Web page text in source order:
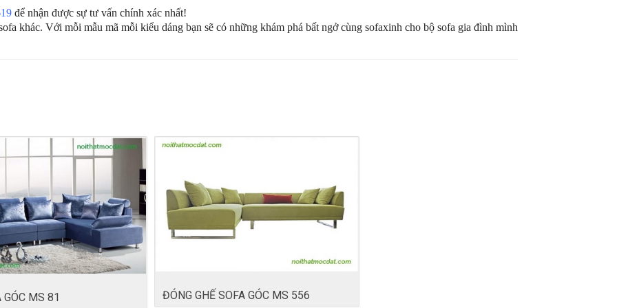
để nhận được sự tư vấn chính xác nhất!
khác. Với mỗi mẫu mã mỗi kiểu dáng bạn sẽ có những khám phá bất ngở cùng sofaxinh cho bộ sofa gia đình mình
GÓC MS 81 ĐÓNG GHẾ SOFA GÓC MS 556